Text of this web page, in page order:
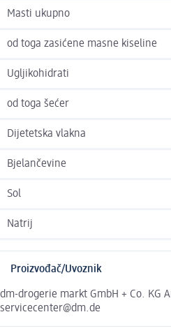
Masti ukupno
od toga zasićene masne kiseline
Ugljikohidrati
od toga šećer
Dijetetska vlakna
Bjelančevine
Sol
Natrij
Proizvođač/Uvoznik
dm-drogerie markt GmbH + Co. KG
servicecenter@dm.de